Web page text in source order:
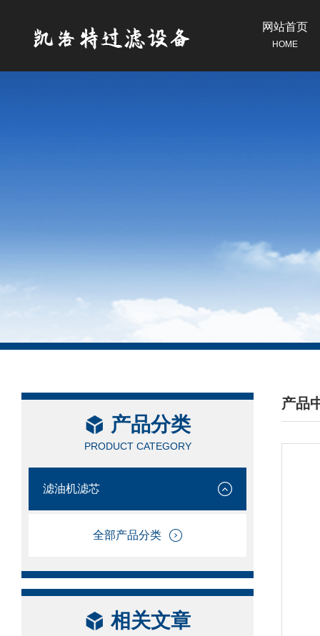
网站首页
HOME
产品分类
PRODUCT CATEGORY
滤油机滤芯
全部产品分类
相关文章
产品
/